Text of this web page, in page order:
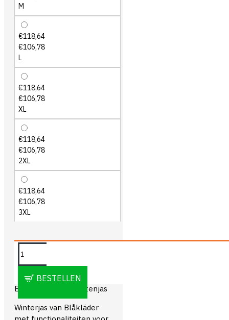
M
€118,64
€106,78
L
€118,64
€106,78
XL
€118,64
€106,78
2XL
€118,64
€106,78
3XL
BESTELLEN
OMSCHRIJVING
Blåkläder 4805 Pilotenjas
Winterjas van Blåkläder